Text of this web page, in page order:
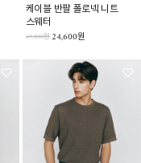
케이블 반팔 폴로넥 니트
스웨터
69,800원 24,600원